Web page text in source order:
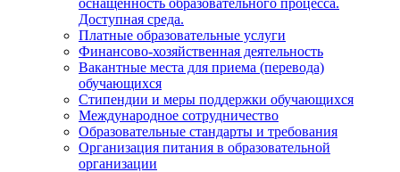
оснащенность образовательного процесса.
Доступная среда.
Платные образовательные услуги
Финансово-хозяйственная деятельность
Вакантные места для приема (перевода)
обучающихся
Стипендии и меры поддержки обучающихся
Международное сотрудничество
Образовательные стандарты и требования
Организация питания в образовательной
организации